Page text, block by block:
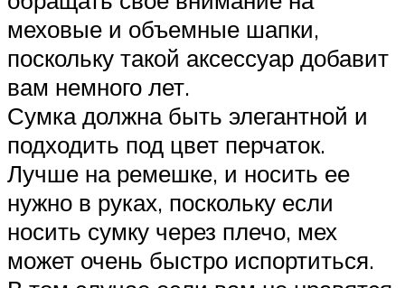
меховые и объемные шапки,
поскольку такой аксессуар добавит
вам немного лет.
Сумка должна быть элегантной и
подходить под цвет перчаток.
Лучше на ремешке, и носить ее
нужно в руках, поскольку если
носить сумку через плечо, мех
может очень быстро испортиться.